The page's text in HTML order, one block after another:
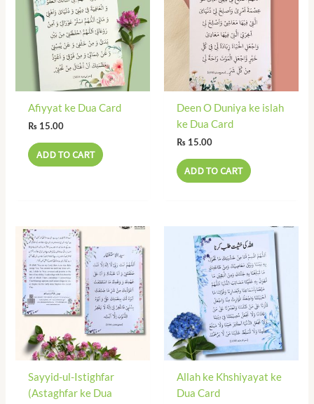
Afiyyat ke Dua Card
₨15.00
ADD TO CART
Deen O Duniya ke islah
ke Dua Card
₨15.00
ADD TO CART
Sayyid-ul-Istighfar
(Astaghfar ke Dua
Allah ke Khshiyayat ke
Dua Card